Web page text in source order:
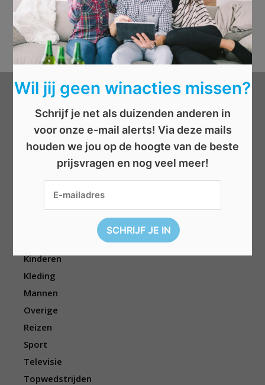
Elektronica
Kinderen
Kleding
Mannen
Overige
Reizen
Sport
Televisie
Topwedstrijden
Wil jij geen winacties missen?
Schrijf je net als duizenden anderen in
voor onze e-mail alerts! Via deze mails
houden we jou op de hoogte van de beste
prijsvragen en nog veel meer!